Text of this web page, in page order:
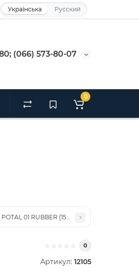
Українська Русский
(066) 573-80-07
0
(15мл.)
POTAL 01 RUBBER (15МЛ.)
0
Артикул: 12105